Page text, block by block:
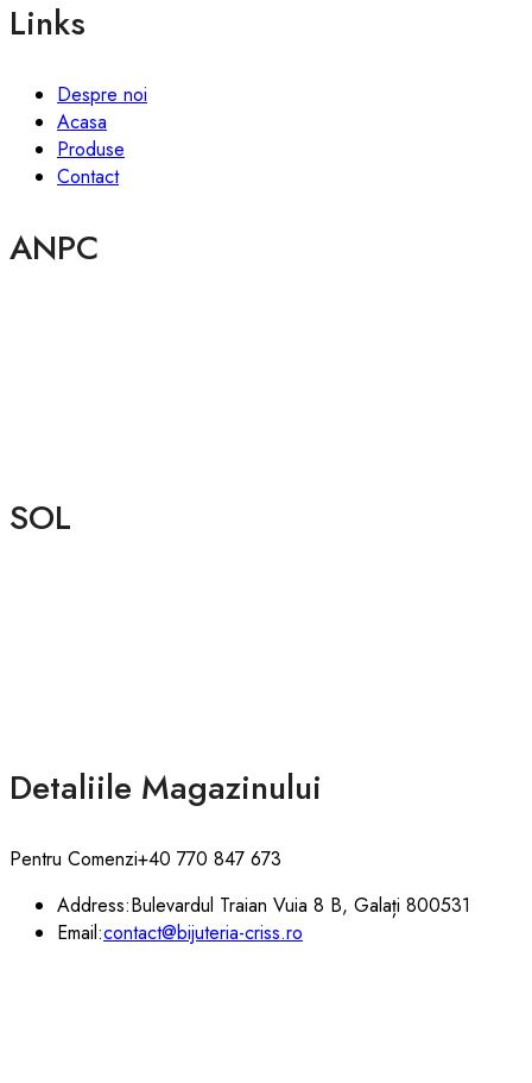
Links
Despre noi
Acasa
Produse
Contact
ANPC
SOL
Detaliile Magazinului
Pentru Comenzi+40 770 847 673
Address:Bulevardul Traian Vuia 8 B, Galați 800531
Email:contact@bijuteria-criss.ro